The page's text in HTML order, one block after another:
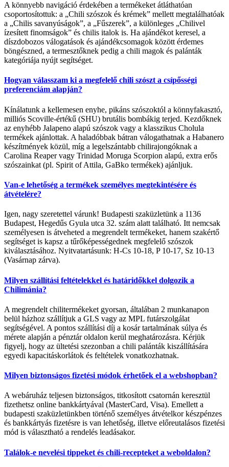
A könnyebb navigáció érdekében a termékeket átláthatóan
csoportosítottuk: a „Chili szószok és krémek” mellett megtalálhatóak
a „Chilis savanyúságok”, a „Fűszerek”, a különleges „Chilivel
ízesített finomságok” és chilis italok is. Ha ajándékot keresel, a
díszdobozos válogatások és ajándékcsomagok között érdemes
böngészned, a termesztőknek pedig a chili magok és palánták
kategóriája nyújt segítséget.
Hogyan válasszam ki a megfelelő chili szószt a csípősségi
preferenciám alapján?
Kínálatunk a kellemesen enyhe, pikáns szószoktól a könnyfakasztó,
milliós Scoville-értékű (SHU) brutális bombákig terjed. Kezdőknek
az enyhébb Jalapeno alapú szószok vagy a klasszikus Cholula
termékek ajánlottak. A haladóbbak bátran válogathatnak a Habanero
készítmények közül, míg a legelszántabb chilirajongóknak a
Carolina Reaper vagy Trinidad Moruga Scorpion alapú, extra erős
szószainkat (pl. Spirit of Attila, GaBko termékek) ajánljuk.
Van-e lehetőség a termékek személyes megtekintésére és
átvételére?
Igen, nagy szeretettel várunk! Budapesti szaküzletünk a 1136
Budapest, Hegedűs Gyula utca 32. szám alatt található. Itt nemcsak
személyesen is átveheted a megrendelt termékeket, hanem szakértő
segítséget is kapsz a tűrőképességednek megfelelő szószok
kiválasztásához. Nyitvatartásunk: H-Cs 10-18, P 10-17, Sz 10-13
(Vasárnap zárva).
Milyen szállítási feltételekkel és határidőkkel dolgozik a
Chilimánia?
A megrendelt chilitermékeket gyorsan, általában 2 munkanapon
belül házhoz szállítjuk a GLS vagy az MPL futárszolgálat
segítségével. A pontos szállítási díj a kosár tartalmának súlya és
mérete alapján a pénztár oldalon kerül meghatározásra. Kérjük
figyelj, hogy az ültetési szezonban a chili palánták kiszállítására
egyedi kapacitáskorlátok és feltételek vonatkozhatnak.
Milyen biztonságos fizetési módok érhetőek el a webshopban?
A webáruház teljesen biztonságos, titkosított csatornán keresztül
fizethetsz online bankkártyával (MasterCard, Visa). Emellett a
budapesti szaküzletünkben történő személyes átvételkor készpénzes
és bankkártyás fizetésre is van lehetőség, illetve előreutalásos fizetési
mód is választható a rendelés leadásakor.
Találok-e nevelési tippeket és chili-recepteket a weboldalon?